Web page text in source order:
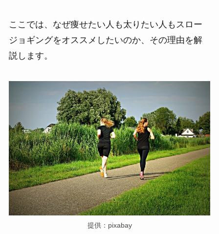
ここでは、なぜ痩せたい人も太りたい人もスロー
ジョギングをオススメしたいのか、その理由を解
説します。
提供：pixabay